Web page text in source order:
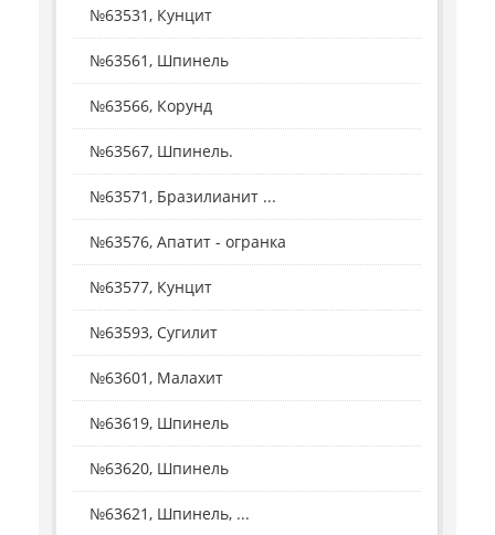
№63531, Кунцит
№63561, Шпинель
№63566, Корунд
№63567, Шпинель.
№63571, Бразилианит ...
№63576, Апатит - огранка
№63577, Кунцит
№63593, Сугилит
№63601, Малахит
№63619, Шпинель
№63620, Шпинель
№63621, Шпинель, ...